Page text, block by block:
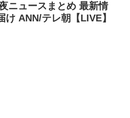
ニュースまとめ 最新情
け ANN/テレ朝【LIVE】